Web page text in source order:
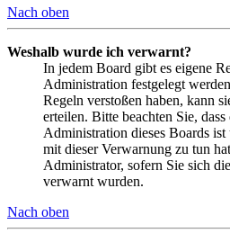
Nach oben
Weshalb wurde ich verwarnt?
In jedem Board gibt es eigene
Administration festgelegt
Regeln verstoßen haben, kann
erteilen. Bitte beachten Sie,
Administration dieses Boards
mit dieser Verwarnung zu tun
Administrator, sofern Sie sich
verwarnt wurden.
Nach oben